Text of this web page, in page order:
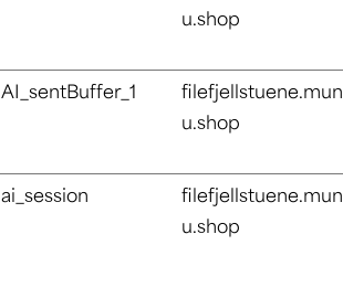
u.shop
AI_sentBuffer_1
filefjellstuene.mun
u.shop
ai_session
filefjellstuene.mun
u.shop